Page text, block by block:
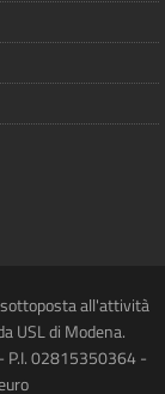
sottoposta all'attività
USL di Modena.
P.I. 02815350364 -